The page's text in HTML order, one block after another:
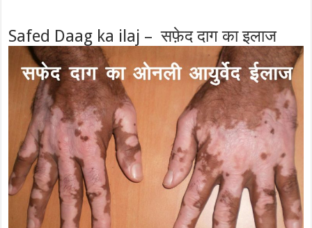
Safed Daag ka ilaj – सफ़ेद दाग का इलाज